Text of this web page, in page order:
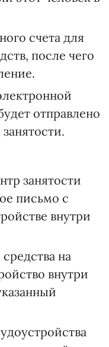
счета для
после чего
отправлено
занятости
письмо с
внутри
на
внутри